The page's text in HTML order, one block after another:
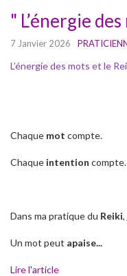
" L’énergie
7 Janvier 2026
L’énergie des mots et le
Chaque mot compte.
Chaque intention compte.
Dans ma pratique du Reiki
Un mot peut apaise...
Lire l'article